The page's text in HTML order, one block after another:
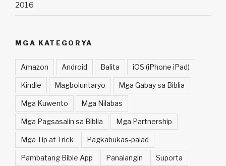
2016
MGA KATEGORYA
Amazon Android Balita iOS (iPhone iPad)
Kindle Magboluntaryo Mga Gabay sa Biblia
Mga Kuwento Mga Nilabas
Mga Pagsasalin sa Biblia Mga Partnership
Mga Tip at Trick Pagkabukas-palad
Pambatang Bible App Panalangin Suporta